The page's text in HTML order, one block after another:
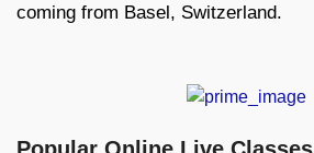
coming from Basel, Switzerland.
Popular Online Live Classes